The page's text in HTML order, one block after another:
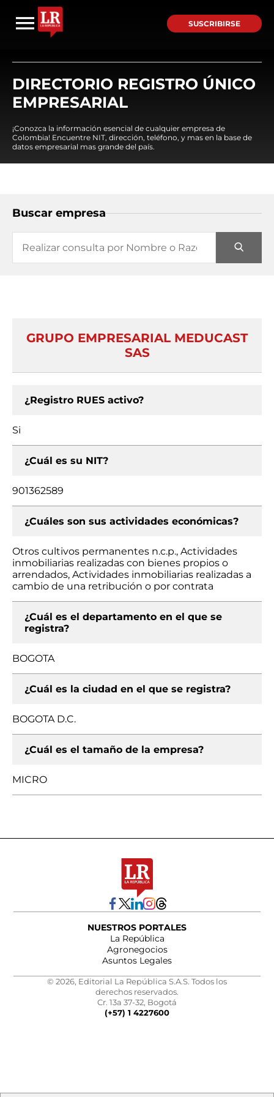
SUSCRIBIRSE
DIRECTORIO REGISTRO ÚNICO
EMPRESARIAL
¡Conozca la información esencial de cualquier empresa de
Colombia! Encuentre NIT, dirección, teléfono, y mas en la base de
datos empresarial mas grande del país.
Buscar empresa
GRUPO EMPRESARIAL MEDUCAST
SAS
¿Registro RUES activo?
Si
¿Cuál es su NIT?
901362589
¿Cuáles son sus actividades económicas?
Otros cultivos permanentes n.c.p., Actividades
inmobiliarias realizadas con bienes propios o
arrendados, Actividades inmobiliarias realizadas a
cambio de una retribución o por contrata
¿Cuál es el departamento en el que se
registra?
BOGOTA
¿Cuál es la ciudad en el que se registra?
BOGOTA D.C.
¿Cuál es el tamaño de la empresa?
MICRO
NUESTROS PORTALES
La República
Agronegocios
Asuntos Legales
© 2026, Editorial La República S.A.S. Todos los
derechos reservados.
Cr. 13a 37-32, Bogotá
(+57) 1 4227600